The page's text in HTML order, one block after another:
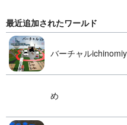
最近追加されたワールド
バーチャル
め